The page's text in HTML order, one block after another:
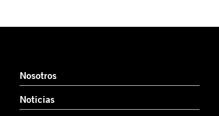
Nosotros
Noticias